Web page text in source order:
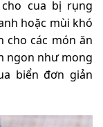
cua bị rụng
hoặc mùi khó
cho các món ăn
ngon như mong
biển đơn giản